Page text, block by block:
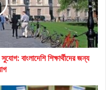
বাংলাদেশি শিক্ষার্থীদের জন্য